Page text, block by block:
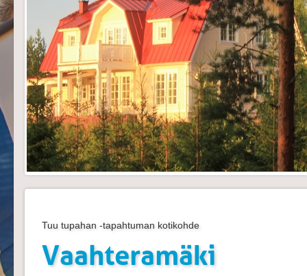
Tuu tupahan -tapahtuman kotikohde
Vaahteramäki